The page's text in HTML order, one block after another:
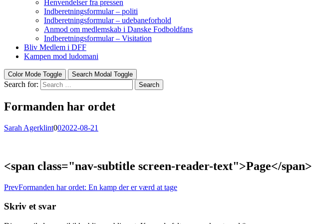
Henvendelser fra pressen
Indberetningsformular – politi
Indberetningsformular – udebaneforhold
Anmod om medlemskab i Danske Fodboldfans
Indberetningsformular – Visitation
Bliv Medlem i DFF
Kampen mod ludomani
Color Mode Toggle Search Modal Toggle
Search for: Search
Formanden har ordet
Sarah Agerklint002022-08-21
<span class="nav-subtitle screen-reader-text">Page</span>
PrevFormanden har ordet: En kamp der er værd at tage
Skriv et svar